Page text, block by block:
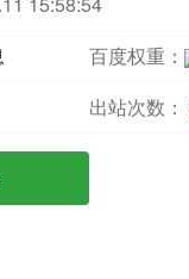
百度权重：
出站次数：